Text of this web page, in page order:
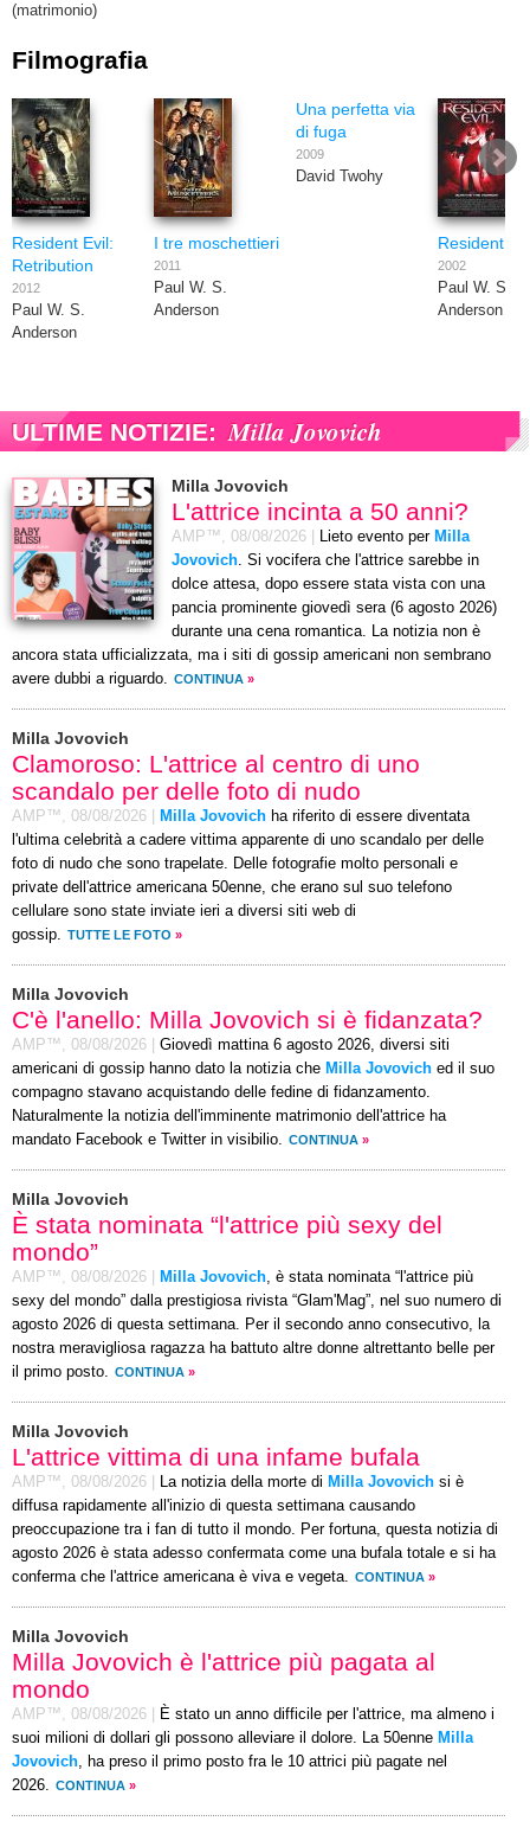
(matrimonio)
Filmografia
Resident Evil:
Retribution
2012
Paul W. S.
Anderson
I tre moschettieri
2011
Paul W. S.
Anderson
Una perfetta via
di fuga
2009
David Twohy
Resident
2002
Paul W. S.
Anderson
ULTIME NOTIZIE: Milla Jovovich
Milla Jovovich
L'attrice incinta a 50 anni?
AMP™, 08/08/2026 Lieto evento per Milla
Jovovich. Si vocifera che l'attrice sarebbe in
dolce attesa, dopo essere stata vista con una
pancia prominente giovedì sera (6 agosto 2026)
durante una cena romantica. La notizia non è
ancora stata ufficializzata, ma i siti di gossip americani non sembrano
avere dubbi a riguardo. CONTINUA »
Milla Jovovich
Clamoroso: L'attrice al centro di uno
scandalo per delle foto di nudo
AMP™, 08/08/2026 Milla Jovovich ha riferito di essere diventata
l'ultima celebrità a cadere vittima apparente di uno scandalo per delle
foto di nudo che sono trapelate. Delle fotografie molto personali e
private dell'attrice americana 50enne, che erano sul suo telefono
cellulare sono state inviate ieri a diversi siti web di
gossip. TUTTE LE FOTO »
Milla Jovovich
C'è l'anello: Milla Jovovich si è fidanzata?
AMP™, 08/08/2026
Giovedì mattina 6 agosto 2026, diversi siti
americani di gossip hanno dato la notizia che Milla Jovovich ed il suo
compagno stavano acquistando delle fedine di fidanzamento.
Naturalmente la notizia dell'imminente matrimonio dell'attrice ha
mandato Facebook e Twitter in visibilio. CONTINUA »
Milla Jovovich
È stata nominata “l'attrice più sexy del
mondo”
AMP™, 08/08/2026 Milla Jovovich, è stata nominata “l'attrice più
sexy del mondo” dalla prestigiosa rivista “Glam'Mag”, nel suo numero di
agosto 2026 di questa settimana. Per il secondo anno consecutivo, la
nostra meravigliosa ragazza ha battuto altre donne altrettanto belle per
il primo posto. CONTINUA »
Milla Jovovich
L'attrice vittima di una infame bufala
AMP™, 08/08/2026 La notizia della morte di Milla Jovovich si è
diffusa rapidamente all'inizio di questa settimana causando
preoccupazione tra i fan di tutto il mondo. Per fortuna, questa notizia di
agosto 2026 è stata adesso confermata come una bufala totale e si ha
conferma che l'attrice americana è viva e vegeta. CONTINUA »
Milla Jovovich
Milla Jovovich è l'attrice più pagata al
mondo
AMP™, 08/08/2026
È stato un anno difficile per l'attrice, ma almeno i
suoi milioni di dollari gli possono alleviare il dolore. La 50enne Milla
Jovovich, ha preso il primo posto fra le 10 attrici più pagate nel
2026. CONTINUA »